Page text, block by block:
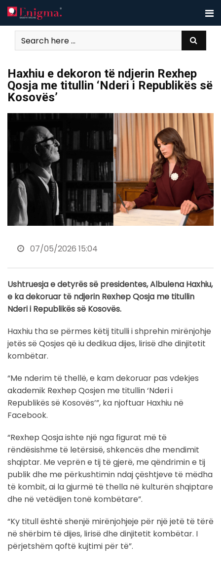
Skip
to
content
Haxhiu e dekoron të ndjerin Rexhep
Qosja me titullin ‘Nderi i Republikës së
Kosovës’
07/05/2026 15:04
Ushtruesja e detyrës së presidentes, Albulena Haxhiu,
e ka dekoruar të ndjerin Rexhep Qosja me titullin
Nderi i Republikës së Kosovës.
Haxhiu tha se përmes këtij titulli i shprehin mirënjohje
jetës së Qosjes që iu dedikua dijes, lirisë dhe dinjitetit
kombëtar.
“Me nderim të thellë, e kam dekoruar pas vdekjes
akademik Rexhep Qosjen me titullin ‘Nderi i
Republikës së Kosovës’”, ka njoftuar Haxhiu në
Facebook.
“Rexhep Qosja ishte një nga figurat më të
rëndësishme të letërsisë, shkencës dhe mendimit
shqiptar. Me veprën e tij të gjerë, me qëndrimin e tij
publik dhe me përkushtimin ndaj çështjeve të mëdha
të kombit, ai la gjurmë të thella në kulturën shqiptare
dhe në vetëdijen tonë kombëtare”.
“Ky titull është shenjë mirënjohjeje për një jetë të tërë
në shërbim të dijes, lirisë dhe dinjitetit kombëtar. I
përjetshëm qoftë kujtimi për të”.